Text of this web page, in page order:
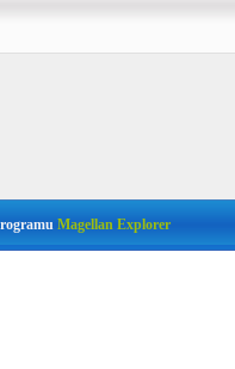
Magellan Explorer